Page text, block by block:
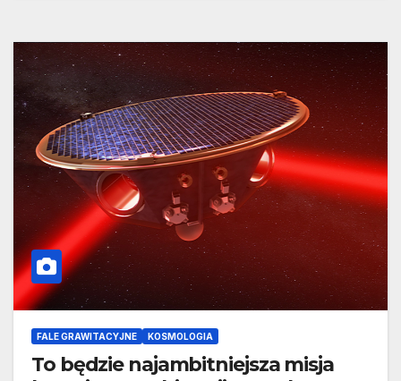
FALE GRAWITACYJNE KOSMOLOGIA
To będzie najambitniejsza misja